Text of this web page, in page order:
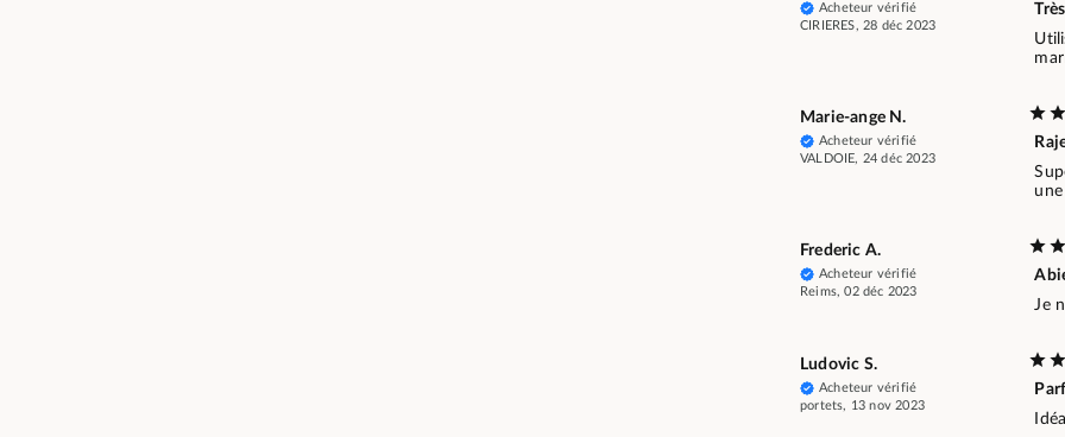
Acheteur vérifié
CIRIERES, 28 déc 2023
Marie-ange N.
Acheteur vérifié
VALDOIE, 24 déc 2023
Frederic A.
Acheteur vérifié
Reims, 02 déc 2023
Je
Ludovic S.
Acheteur vérifié
portets, 13 nov 2023